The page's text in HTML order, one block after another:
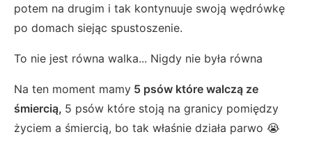
potem na drugim i tak kontynuuje swoją wędrówkę
po domach siejąc spustoszenie.
To nie jest równa walka... Nigdy nie była równa
Na ten moment mamy 5 psów które walczą ze
śmiercią, 5 psów które stoją na granicy pomiędzy
życiem a śmiercią, bo tak właśnie działa parwo 😭